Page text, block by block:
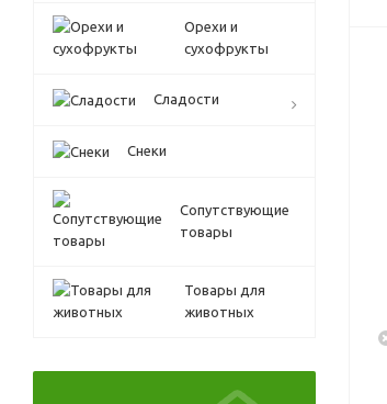
Орехи и
сухофрукты
Сладости
Снеки
Сопутствующие
товары
Товары для
животных